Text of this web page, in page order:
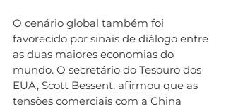
O cenário global também foi
favorecido por sinais de diálogo entre
as duas maiores economias do
mundo. O secretário do Tesouro dos
EUA, Scott Bessent, afirmou que as
tensões comerciais com a China